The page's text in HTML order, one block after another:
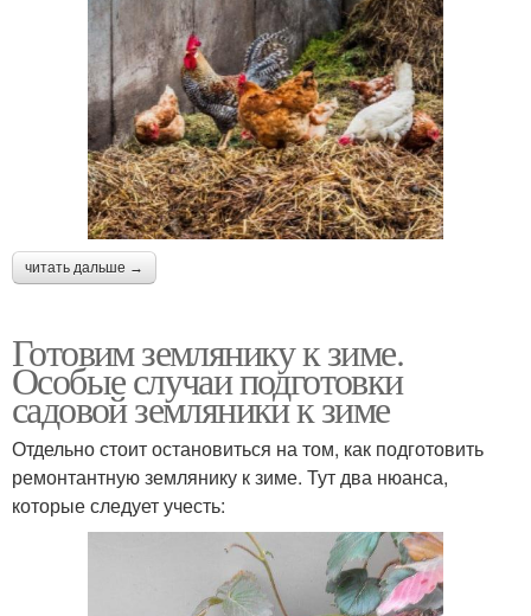
читать дальше →
Готовим землянику к зиме.
Особые случаи подготовки
садовой земляники к зиме
Отдельно стоит остановиться на том, как подготовить
ремонтантную землянику к зиме. Тут два нюанса,
которые следует учесть: